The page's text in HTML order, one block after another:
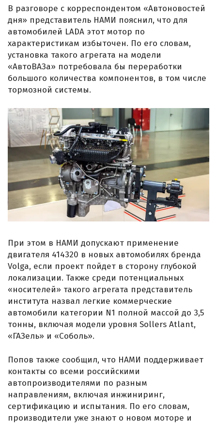
В разговоре с корреспондентом «Автоновостей
дня» представитель НАМИ пояснил, что для
автомобилей LADA этот мотор по
характеристикам избыточен. По его словам,
установка такого агрегата на модели
«АвтоВАЗа» потребовала бы переработки
большого количества компонентов, в том числе
тормозной системы.
При этом в НАМИ допускают применение
двигателя 414320 в новых автомобилях бренда
Volga, если проект пойдет в сторону глубокой
локализации. Также среди потенциальных
«носителей» такого агрегата представитель
института назвал легкие коммерческие
автомобили категории N1 полной массой до 3,5
тонны, включая модели уровня Sollers Atlant,
«ГАЗель» и «Соболь».
Попов также сообщил, что НАМИ поддерживает
контакты со всеми российскими
автопроизводителями по разным
направлениям, включая инжиниринг,
сертификацию и испытания. По его словам,
производители уже знают о новом моторе и